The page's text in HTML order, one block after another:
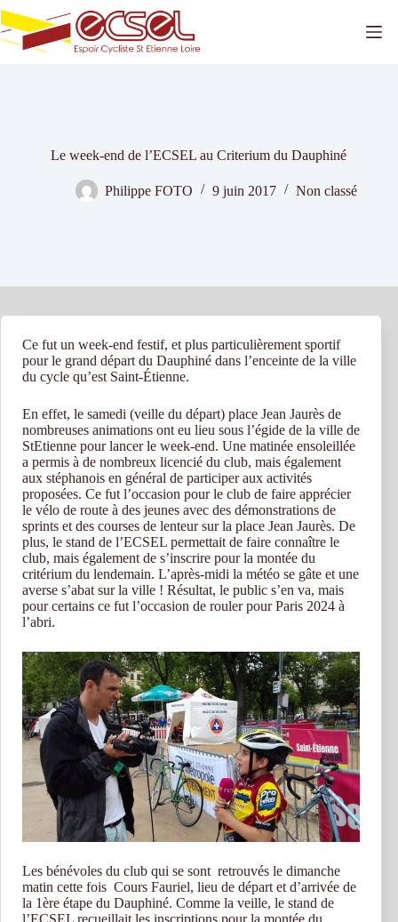
Passer
au
contenu
Le week-end de l’ECSEL au Criterium du Dauphiné
Philippe FOTO 9 juin 2017 Non classé
Ce fut un week-end festif, et plus particulièrement sportif
pour le grand départ du Dauphiné dans l’enceinte de la ville
du cycle qu’est Saint-Étienne.
En effet, le samedi (veille du départ) place Jean Jaurès de
nombreuses animations ont eu lieu sous l’égide de la ville de
StEtienne pour lancer le week-end. Une matinée ensoleillée
a permis à de nombreux licencié du club, mais également
aux stéphanois en général de participer aux activités
proposées. Ce fut l’occasion pour le club de faire apprécier
le vélo de route à des jeunes avec des démonstrations de
sprints et des courses de lenteur sur la place Jean Jaurès. De
plus, le stand de l’ECSEL permettait de faire connaître le
club, mais également de s’inscrire pour la montée du
critérium du lendemain. L’après-midi la météo se gâte et une
averse s’abat sur la ville ! Résultat, le public s’en va, mais
pour certains ce fut l’occasion de rouler pour Paris 2024 à
l’abri.
Les bénévoles du club qui se sont retrouvés le dimanche
matin cette fois Cours Fauriel, lieu de départ et d’arrivée de
la 1ère étape du Dauphiné. Comme la veille, le stand de
l’ECSEL recueillait les inscriptions pour la montée du